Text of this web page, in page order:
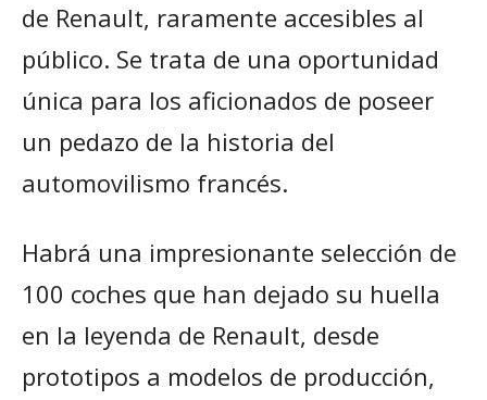
de Renault, raramente accesibles al
público. Se trata de una oportunidad
única para los aficionados de poseer
un pedazo de la historia del
automovilismo francés.
Habrá una impresionante selección de
100 coches que han dejado su huella
en la leyenda de Renault, desde
prototipos a modelos de producción,